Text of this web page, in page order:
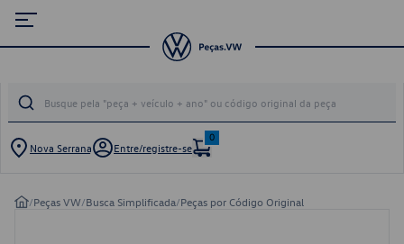
Nova Serrana Entre/registre-se
0
/Peças VW/Busca Simplificada/Peças por Código Original